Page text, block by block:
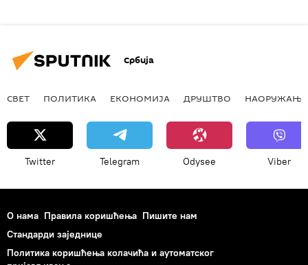
Србија
СВЕТ ПОЛИТИКА ЕКОНОМИЈА ДРУШТВО НАОРУЖАЊЕ
Twitter Telegram Odysee Viber
О нама Правила коришћења Пишите нам
Стандарди заједнице
Политика коришћења колачића и аутоматског